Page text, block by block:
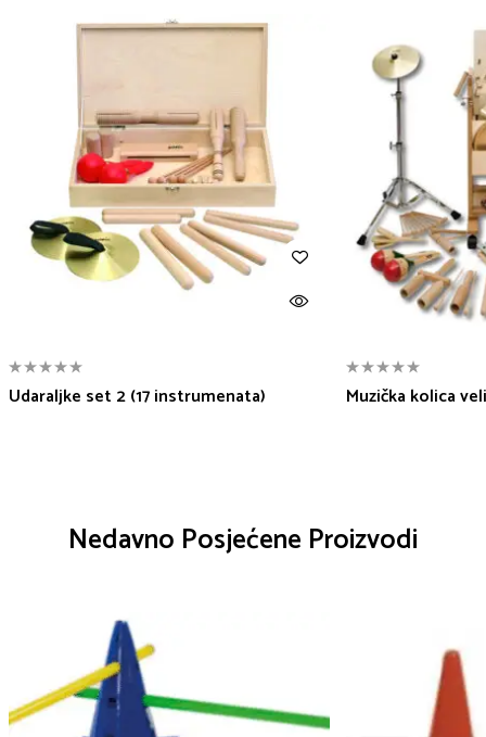
Udaraljke set 2 (17 instrumenata) Muzička kolica
Nedavno Posjećene Proizvodi